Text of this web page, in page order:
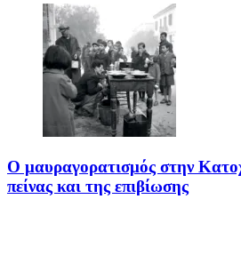
Ο μαυραγορατισμός στην
πείνας και της επιβίωσης